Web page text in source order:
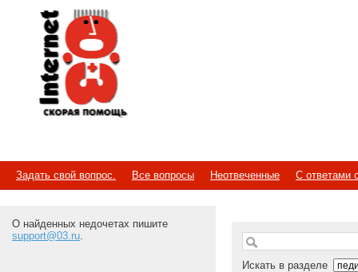
Internet
Скорая помощь
Задать свой вопрос. Все вопросы Неотвеченные С ответами
О найденных недочетах пишите
support@03.ru.
Искать в разделе